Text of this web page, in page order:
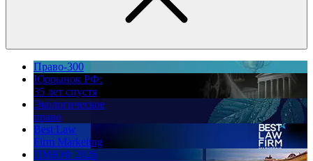
Право-300
Юррынок РФ:
35 лет спустя
Экологическое
право
Best Law
Firm Marketing
ПМЮФ 2026